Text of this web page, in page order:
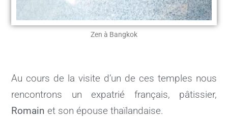
Zen à Bangkok
Au cours de la visite d’un de ces temples nous
rencontrons un expatrié français, pâtissier,
Romain et son épouse thaïlandaise.